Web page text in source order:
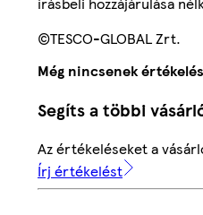
©TESCO-GLOBAL Zrt.
Még nincsenek
Segíts a többi
Az értékeléseket a
Írj értékelést